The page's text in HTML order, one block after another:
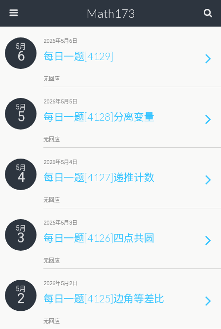
Math173
5月
6
2026年5月6日
每日一题[4129]
无回应
5月
5
2026年5月5日
每日一题[4128]分离变量
无回应
5月
4
2026年5月4日
每日一题[4127]递推计数
无回应
5月
3
2026年5月3日
每日一题[4126]四点共圆
无回应
5月
2
2026年5月2日
每日一题[4125]边角等差比
无回应